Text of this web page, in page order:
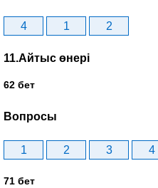
4 1 2
11.Айтыс өнері
62 бет
Вопросы
1 2 3 4
71 бет